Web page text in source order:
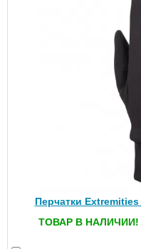
Перчатки
ТОВАР В НАЛИЧИИ!